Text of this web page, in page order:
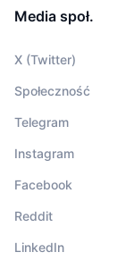
Media społ.
X (Twitter)
Społeczność
Telegram
Instagram
Facebook
Reddit
LinkedIn